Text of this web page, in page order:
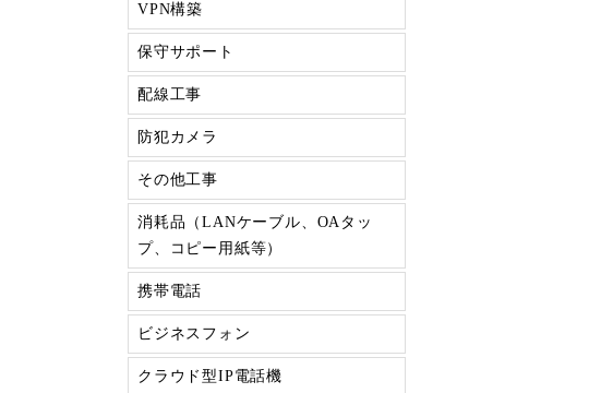
VPN構築
保守サポート
配線工事
防犯カメラ
その他工事
消耗品（LANケーブル、OAタッ
プ、コピー用紙等）
携帯電話
ビジネスフォン
クラウド型IP電話機